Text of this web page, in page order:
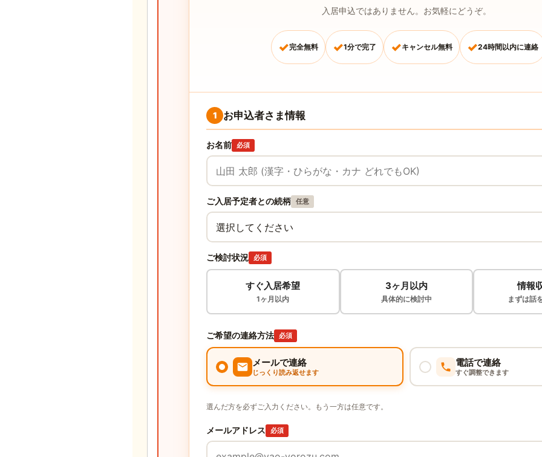
入居申込ではありません。お気軽にどうぞ。
✓完全無料 ✓1分で完了 ✓キャンセル無料 ✓24時間以内に連絡
1 お申込者さま情報
お名前 必須
ご入居予定者との続柄 任意
ご検討状況 必須
すぐ入居希望
1ヶ月以内
3ヶ月以内
具体的に検討中
情報
まずは話
ご希望の連絡方法 必須
メールで連絡
じっくり読み返せます
電話で連絡
すぐ調整できます
選んだ方を必ずご入力ください。もう一方は任意です。
メールアドレス 必須